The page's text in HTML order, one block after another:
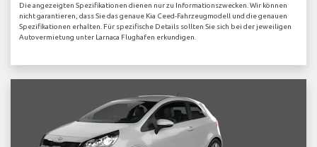
Die angezeigten Spezifikationen dienen nur zu Informationszwecken. Wir können
nicht garantieren, dass Sie das genaue Kia Ceed-Fahrzeugmodell und die genauen
Spezifikationen erhalten. Für spezifische Details sollten Sie sich bei der jeweiligen
Autovermietung unter Larnaca Flughafen erkundigen.